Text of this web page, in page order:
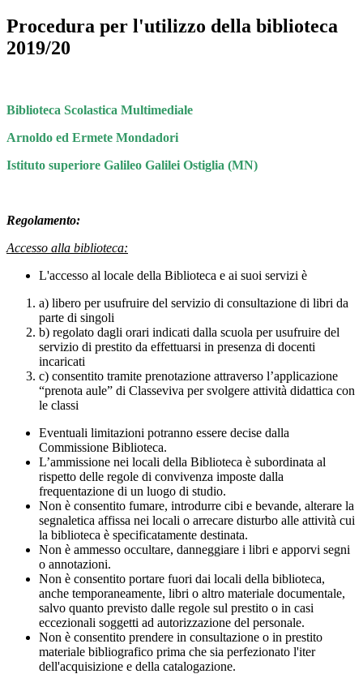
Procedura per l'utilizzo della biblioteca
2019/20
Biblioteca Scolastica Multimediale
Arnoldo ed Ermete Mondadori
Istituto superiore Galileo Galilei Ostiglia (MN)
Regolamento:
Accesso alla biblioteca:
L'accesso al locale della Biblioteca e ai suoi servizi è
a) libero per usufruire del servizio di consultazione di libri da
parte di singoli
b) regolato dagli orari indicati dalla scuola per usufruire del
servizio di prestito da effettuarsi in presenza di docenti
incaricati
c) consentito tramite prenotazione attraverso l’applicazione
“prenota aule” di Classeviva per svolgere attività didattica con
le classi
Eventuali limitazioni potranno essere decise dalla
Commissione Biblioteca.
L’ammissione nei locali della Biblioteca è subordinata al
rispetto delle regole di convivenza imposte dalla
frequentazione di un luogo di studio.
Non è consentito fumare, introdurre cibi e bevande, alterare la
segnaletica affissa nei locali o arrecare disturbo alle attività cui
la biblioteca è specificatamente destinata.
Non è ammesso occultare, danneggiare i libri e apporvi segni
o annotazioni.
Non è consentito portare fuori dai locali della biblioteca,
anche temporaneamente, libri o altro materiale documentale,
salvo quanto previsto dalle regole sul prestito o in casi
eccezionali soggetti ad autorizzazione del personale.
Non è consentito prendere in consultazione o in prestito
materiale bibliografico prima che sia perfezionato l'iter
dell'acquisizione e della catalogazione.